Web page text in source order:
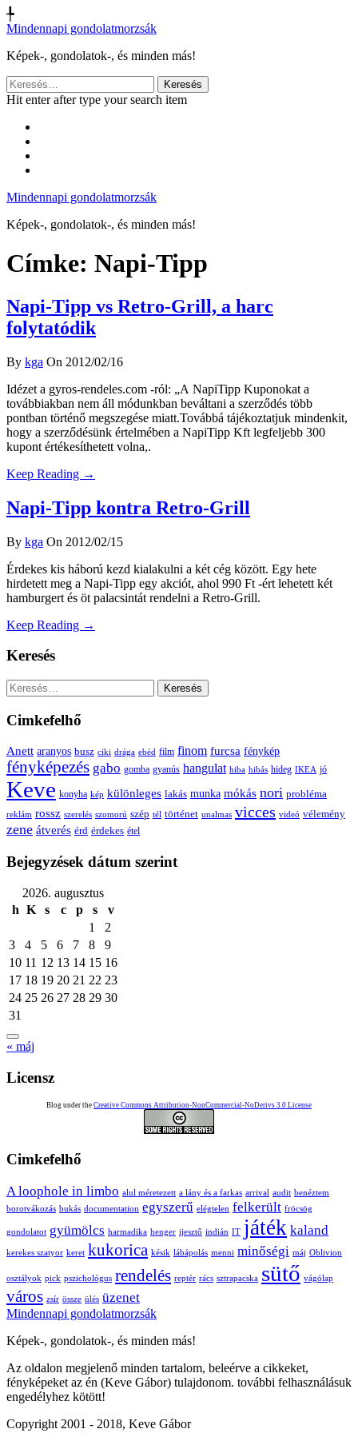
╄
Mindennapi gondolatmorzsák
Képek-, gondolatok-, és minden más!
Keresés:
Hit enter after type your search item
Mindennapi gondolatmorzsák
Képek-, gondolatok-, és minden más!
Címke: Napi-Tipp
Napi-Tipp vs Retro-Grill, a harc
folytatódik
By kga On 2012/02/16
Idézet a gyros-rendeles.com -ról: „A NapiTipp Kuponokat a
továbbiakban nem áll módunkban beváltani a szerződés több
pontban történő megszegése miatt.Továbbá tájékoztatjuk mindenkit,
hogy a szerződésünk értelmében a NapiTipp Kft legfeljebb 300
kupont értékesíthetett volna,.
Keep Reading →
Napi-Tipp kontra Retro-Grill
By kga On 2012/02/15
Érdekes kis háború kezd kialakulni a két cég között. Egy hete
hirdetett meg a Napi-Tipp egy akciót, ahol 990 Ft -ért lehetett két
hamburgert és öt palacsintát rendelni a Retro-Grill.
Keep Reading →
Keresés
Keresés:
Cimkefelhő
Anett aranyos busz ciki drága ebéd film finom furcsa fénykép
fényképezés gabo gomba gyanús hangulat hiba hibás hideg IKEA jó
Keve konyha kép különleges lakás munka mókás nori probléma
reklám rossz szerelés szomorú szép tél történet unalmas vicces videó vélemény
zene átverés érd érdekes étel
Bejegyzések dátum szerint
2026. augusztus
h K s c p s
v
1
2
3
4 5 6 7 8
9
10 11 12 13 14 15 16
17 18 19 20 21 22 23
24 25 26 27 28 29 30
31
« máj
Licensz
Blog under the Creative Commons Attribution-NonCommercial-NoDerivs 3.0 License
Cimkefelhő
A loophole in limbo alul méretezett a lány és a farkas arrival audit benéztem
borotvákozás bukás documentation egyszerű elégtelen felkerült fröcsög
gondolatot gyümölcs harmadika henger ijesztő indián IT játék kaland
kerekes szatyor keret kukorica késik lábápolás menni minőségi máj Oblivion
osztályok pick pszichológus rendelés reptér rács sztrapacska sütő vágólap
város zsír össze ülés üzenet
Mindennapi gondolatmorzsák
Képek-, gondolatok-, és minden más!
Az oldalon megjelenő minden tartalom, beleérve a cikkeket,
fényképeket az én (Keve Gábor) tulajdonom. további felhasználásuk
engedélyhez kötött!
Copyright 2001 - 2018, Keve Gábor